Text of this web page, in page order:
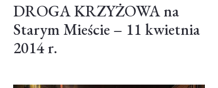
DROGA KRZYŻOWA na
Starym Mieście – 11 kwietnia
2014 r.